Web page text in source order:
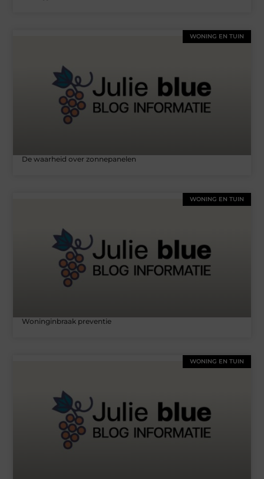
WONING EN TUIN
De waarheid over zonnepanelen
WONING EN TUIN
Woninginbraak preventie
WONING EN TUIN